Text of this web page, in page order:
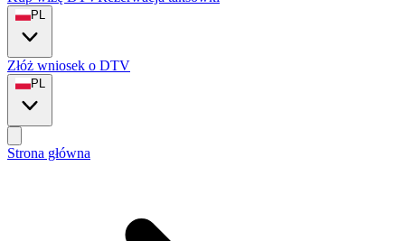
PL
Złóż wniosek o DTV
PL
Strona główna